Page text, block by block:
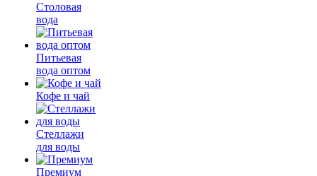
Столовая
вода
Питьевая
вода оптом
Кофе и чай
Стеллажи
для воды
Премиум